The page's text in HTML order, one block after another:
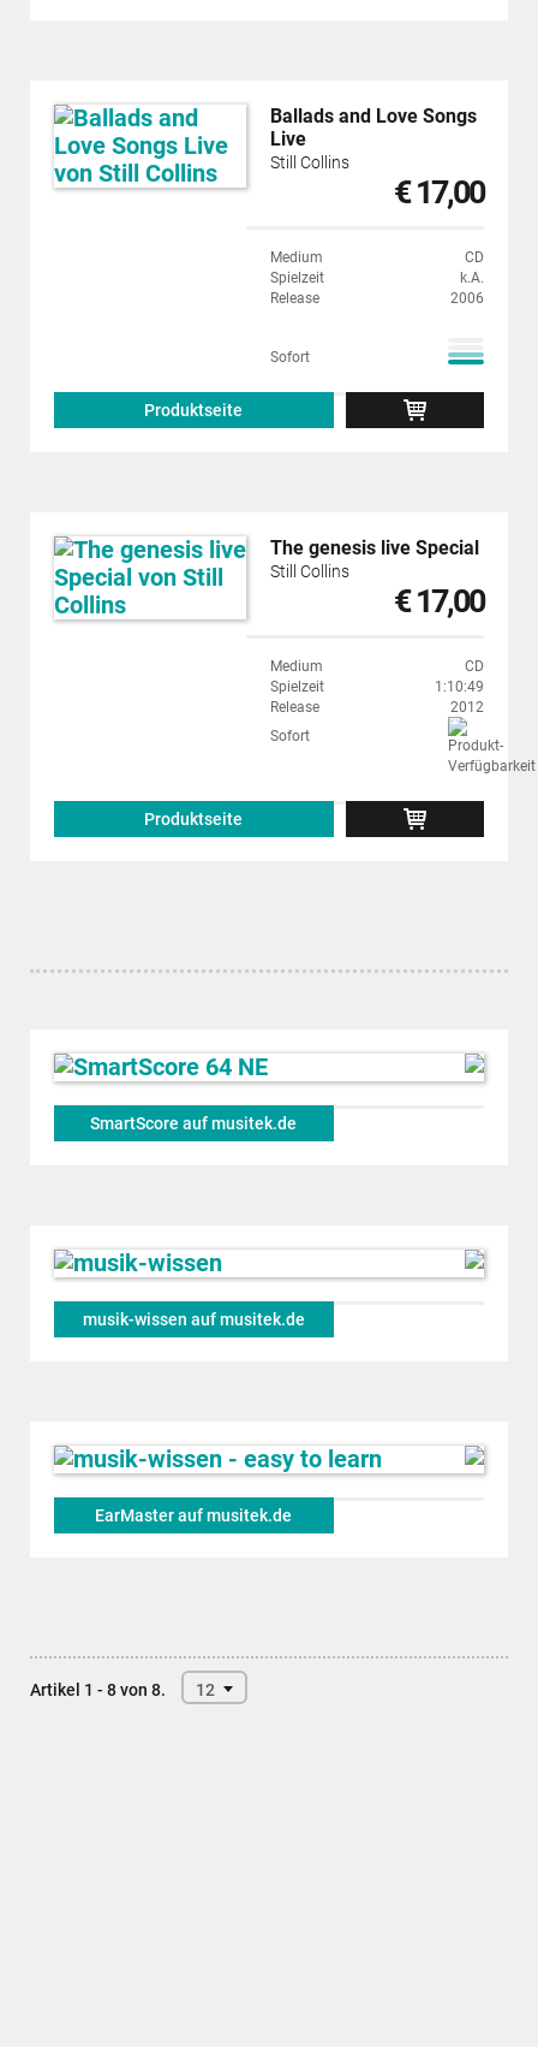
Ballads and Love Songs
Live
Still Collins
€ 17,00
Medium
CD
Spielzeit
k.A.
Release
2006
Sofort
Produktseite
The genesis live Special
Still Collins
€ 17,00
Medium
CD
Spielzeit
1:10:49
Release
2012
Sofort
Produktseite
SmartScore auf musitek.de
musik-wissen auf musitek.de
EarMaster auf musitek.de
Artikel 1 - 8 von 8. 12